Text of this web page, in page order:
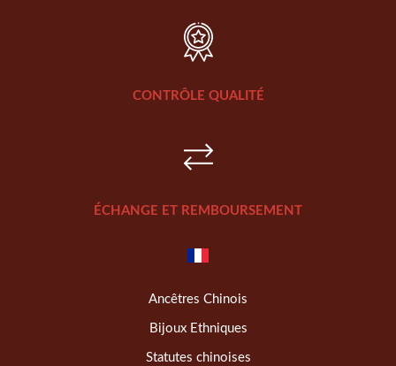
CONTRÔLE QUALITÉ
ÉCHANGE ET REMBOURSEMENT
Ancêtres Chinois
Bijoux Ethniques
Statutes chinoises